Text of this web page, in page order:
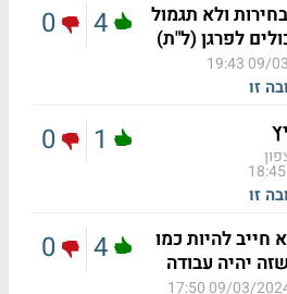
ולא תגמול
לפרגן (ל"ת)
09/03/
זו
4
0
זו
1
0
חייב להיות כמו
יהיה עבודה
09/03/2024
4
0